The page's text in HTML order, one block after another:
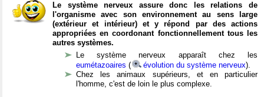
Le système nerveux assure donc les relations de
l'organisme avec son environnement au sens large
(extérieur et intérieur) et y répond par des actions
appropriées en coordonant fonctionnellement tous les
autres systèmes.
Le système nerveux apparaît chez les
eumétazoaires ( évolution du système nerveux).
Chez les animaux supérieurs, et en particulier
l'homme, c'est de loin le plus complexe.